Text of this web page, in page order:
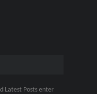
Latest Posts enter